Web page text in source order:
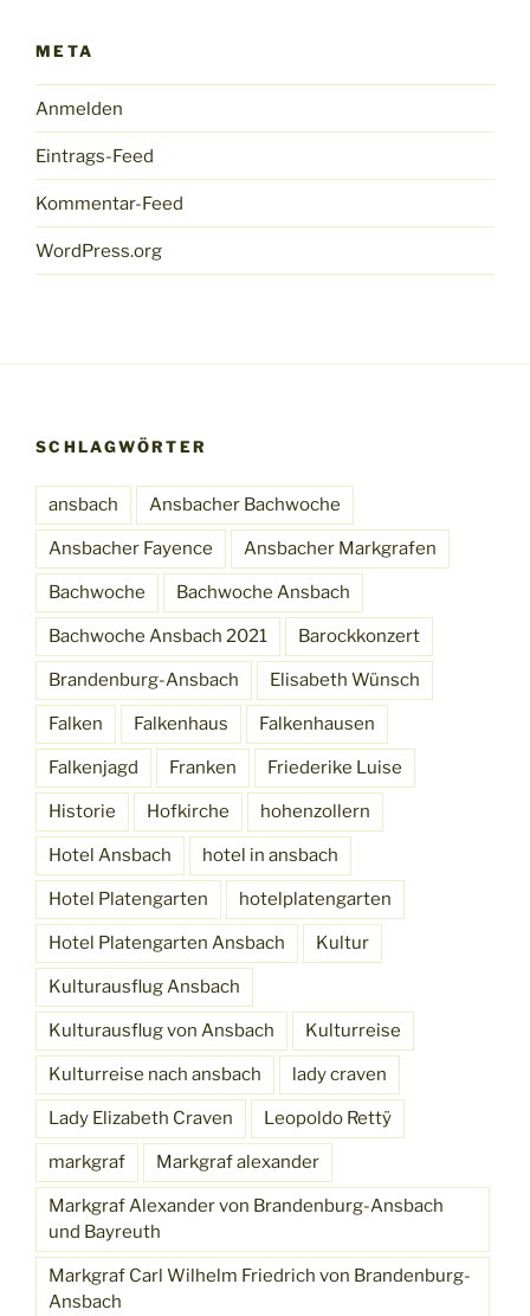
META
Anmelden
Eintrags-Feed
Kommentar-Feed
WordPress.org
SCHLAGWÖRTER
ansbach Ansbacher Bachwoche
Ansbacher Fayence Ansbacher Markgrafen
Bachwoche Bachwoche Ansbach
Bachwoche Ansbach 2021 Barockkonzert
Brandenburg-Ansbach Elisabeth Wünsch
Falken Falkenhaus Falkenhausen
Falkenjagd Franken Friederike Luise
Historie Hofkirche hohenzollern
Hotel Ansbach hotel in ansbach
Hotel Platengarten hotelplatengarten
Hotel Platengarten Ansbach Kultur
Kulturausflug Ansbach
Kulturausflug von Ansbach Kulturreise
Kulturreise nach ansbach lady craven
Lady Elizabeth Craven Leopoldo Rettÿ
markgraf Markgraf alexander
Markgraf Alexander von Brandenburg-Ansbach
und Bayreuth
Markgraf Carl Wilhelm Friedrich von Brandenburg-
Ansbach